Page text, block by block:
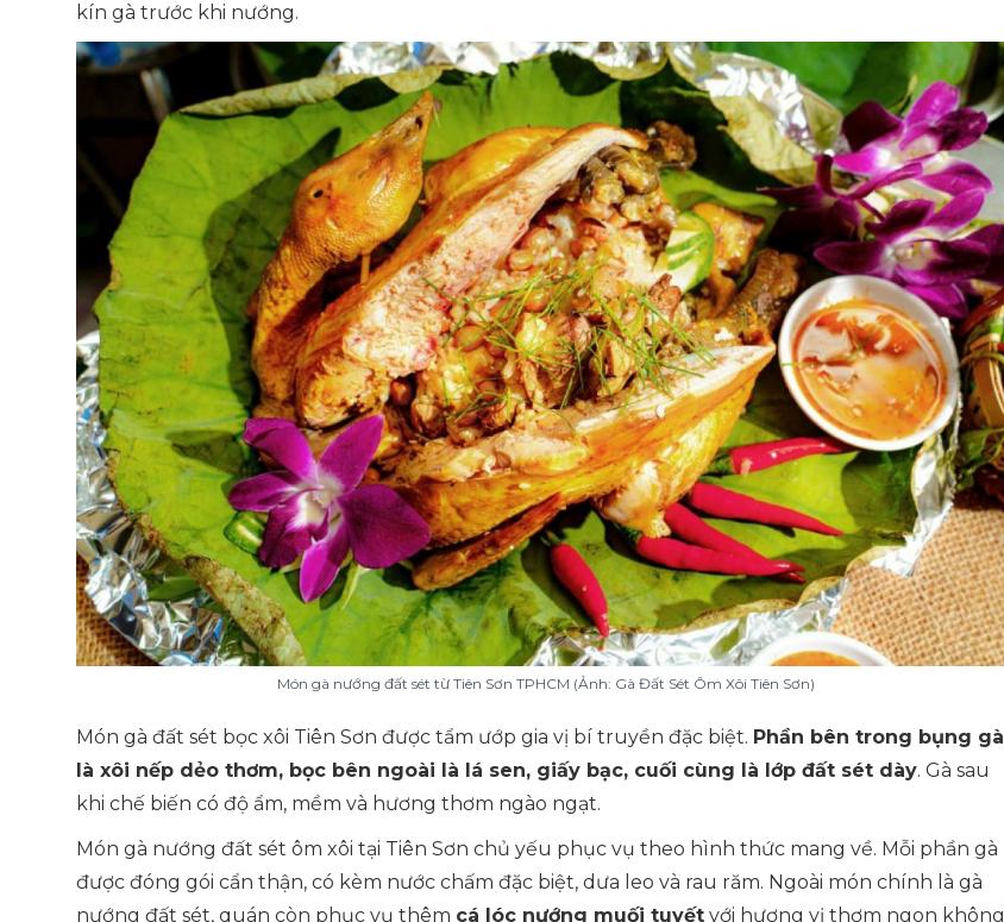
kín gà trước khi nướng.
Món gà nướng đất sét từ Tiên Sơn TPHCM (Ảnh: Gà Đất Sét Ôm Xôi Tiên Sơn)
Món gà đất sét bọc xôi Tiên Sơn được tẩm ướp gia vị bí truyền đặc biệt. Phần bên trong bụng gà
là xôi nếp dẻo thơm, bọc bên ngoài là lá sen, giấy bạc, cuối cùng là lớp đất sét dày. Gà sau
khi chế biến có độ ẩm, mềm và hương thơm ngào ngạt.
Món gà nướng đất sét ôm xôi tại Tiên Sơn chủ yếu phục vụ theo hình thức mang về. Mỗi phần gà
được đóng gói cẩn thận, có kèm nước chấm đặc biệt, dưa leo và rau răm. Ngoài món chính là gà
nướng đất sét, quán còn phục vụ thêm cá lóc nướng muối tuyết với hương vị thơm ngon không